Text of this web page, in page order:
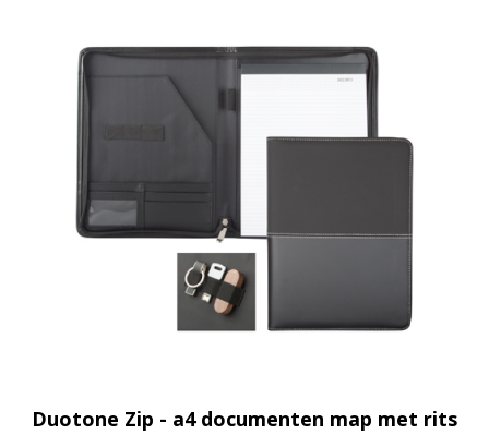
Duotone Zip - a4 documenten map met rits